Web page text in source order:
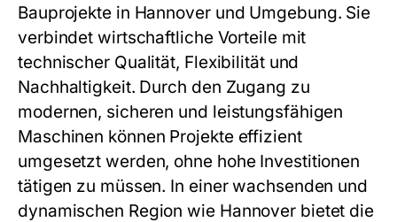
Bauprojekte in Hannover und Umgebung. Sie
verbindet wirtschaftliche Vorteile mit
technischer Qualität, Flexibilität und
Nachhaltigkeit. Durch den Zugang zu
modernen, sicheren und leistungsfähigen
Maschinen können Projekte effizient
umgesetzt werden, ohne hohe Investitionen
tätigen zu müssen. In einer wachsenden und
dynamischen Region wie Hannover bietet die